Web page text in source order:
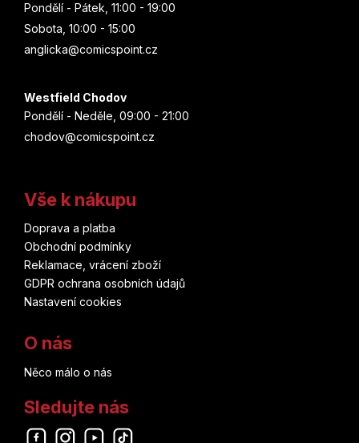
Pondělí - Pátek, 11:00 - 19:00
Sobota, 10:00 - 15:00
anglicka@comicspoint.cz
Westfield Chodov
Pondělí - Neděle, 09:00 - 21:00
chodov@comicspoint.cz
Vše k nákupu
Doprava a platba
Obchodní podmínky
Reklamace, vrácení zboží
GDPR ochrana osobních údajů
Nastavení cookies
O nás
Něco málo o nás
Sledujte nás